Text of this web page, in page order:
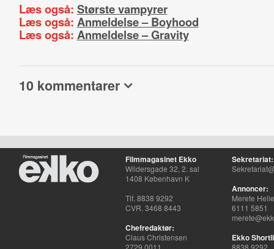
Læs også: Største vampyrer
Læs også: Anmeldelse – Boyhood
Læs også: Anmeldelse – Gravity
10 kommentarer
Filmmagasinet Ekko
Wildersgade 32, 2. sal
1408 København K
Tlf. 8838 9292
CVR. 3468 8443
Chefredaktør:
Claus Christensen
2729 0011
Sekretariat:
Annoncer:
Merete
6111 5851
Ekko
8838 9292